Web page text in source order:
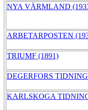
NYA VÄRMLAND
ARBETARPOSTEN
TRIUMF (1891)
DEGERFORS
KARLSKOGA